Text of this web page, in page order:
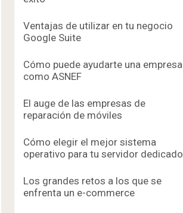
Ventajas de utilizar en tu negocio
Google Suite
Cómo puede ayudarte una empresa
como ASNEF
El auge de las empresas de
reparación de móviles
Cómo elegir el mejor sistema
operativo para tu servidor dedicado
Los grandes retos a los que se
enfrenta un e-commerce